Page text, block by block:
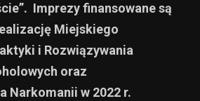
Imprezy finansowane są
Miejskiego
i Rozwiązywania
oraz
Narkomanii w 2022 r.